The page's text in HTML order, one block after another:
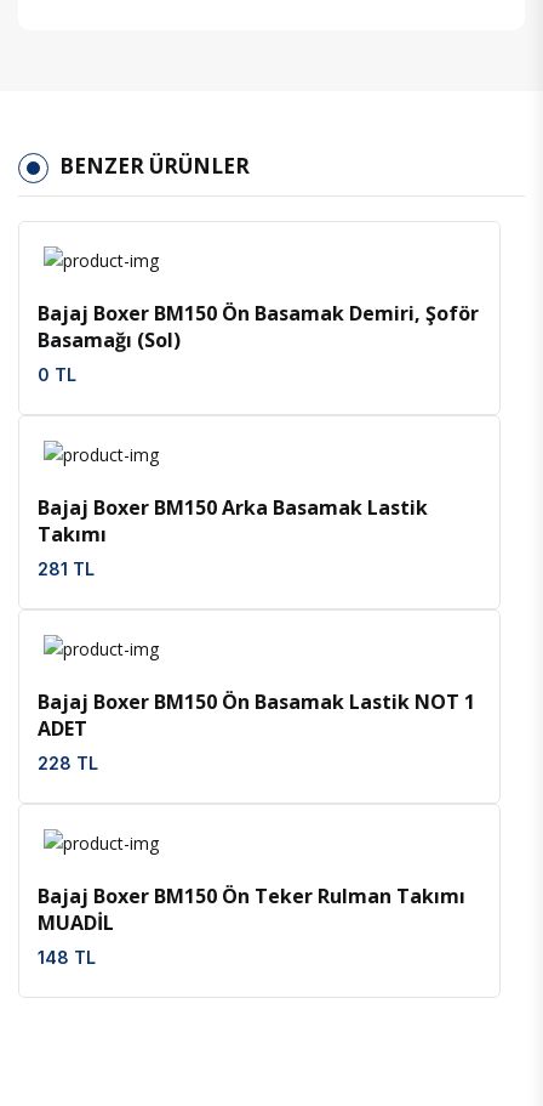
BENZER ÜRÜNLER
Bajaj Boxer BM150 Ön Basamak Demiri, Şoför
Basamağı (Sol)
0 TL
Bajaj Boxer BM150 Arka Basamak Lastik
Takımı
281 TL
Bajaj Boxer BM150 Ön Basamak Lastik NOT 1
ADET
228 TL
Bajaj Boxer BM150 Ön Teker Rulman Takımı
MUADİL
148 TL